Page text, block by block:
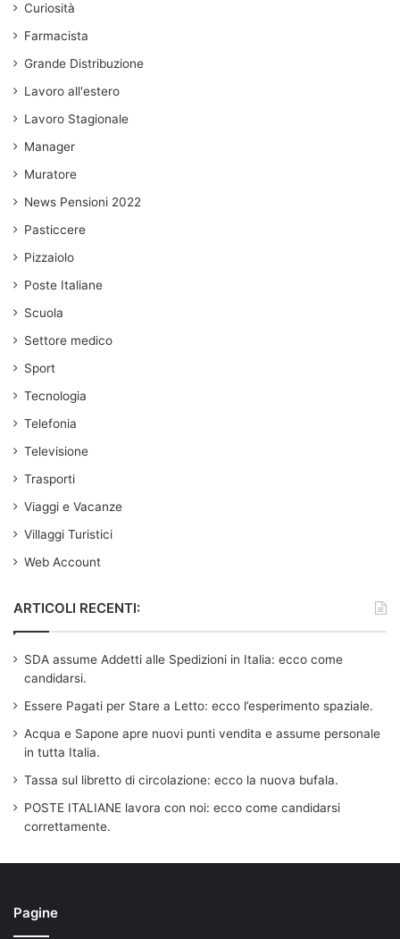
Curiosità
Farmacista
Grande Distribuzione
Lavoro all'estero
Lavoro Stagionale
Manager
Muratore
News Pensioni 2022
Pasticcere
Pizzaiolo
Poste Italiane
Scuola
Settore medico
Sport
Tecnologia
Telefonia
Televisione
Trasporti
Viaggi e Vacanze
Villaggi Turistici
Web Account
ARTICOLI RECENTI:
SDA assume Addetti alle Spedizioni in Italia: ecco come
candidarsi.
Essere Pagati per Stare a Letto: ecco l’esperimento spaziale.
Acqua e Sapone apre nuovi punti vendita e assume personale
in tutta Italia.
Tassa sul libretto di circolazione: ecco la nuova bufala.
POSTE ITALIANE lavora con noi: ecco come candidarsi
correttamente.
Pagine